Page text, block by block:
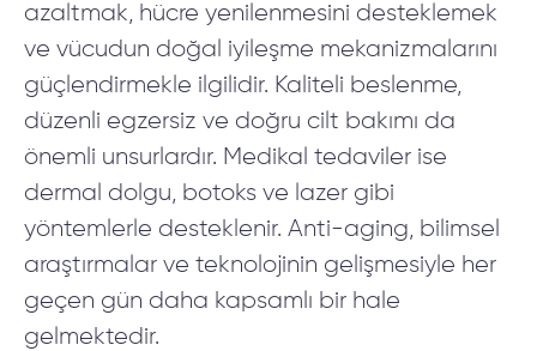
azaltmak, hücre yenilenmesini desteklemek
ve vücudun doğal iyileşme mekanizmalarını
güçlendirmekle ilgilidir. Kaliteli beslenme,
düzenli egzersiz ve doğru cilt bakımı da
önemli unsurlardır. Medikal tedaviler ise
dermal dolgu, botoks ve lazer gibi
yöntemlerle desteklenir. Anti-aging, bilimsel
araştırmalar ve teknolojinin gelişmesiyle her
geçen gün daha kapsamlı bir hale
gelmektedir.